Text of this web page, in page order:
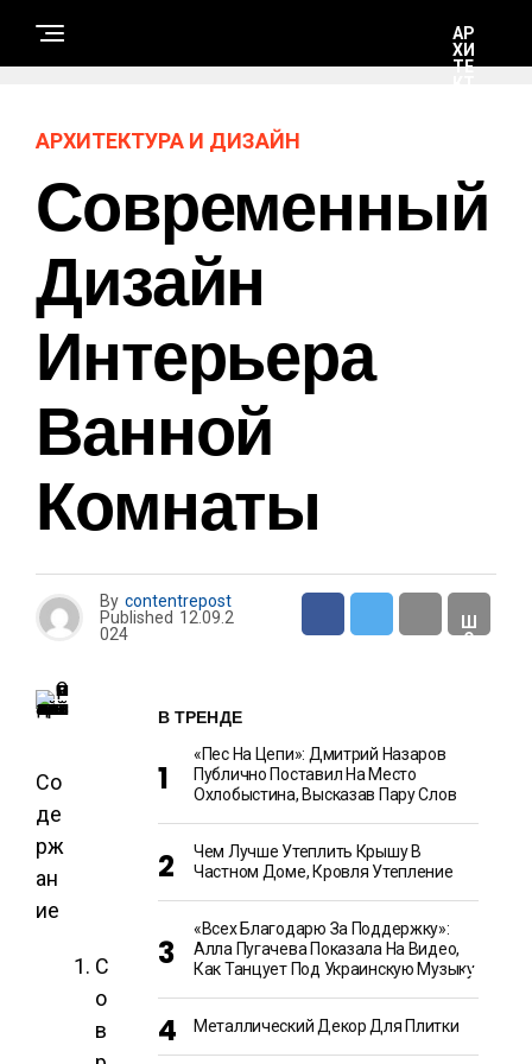
АР
ХИ
ТЕ
С
Ш
О
Н
АРХИТЕКТУРА И ДИЗАЙН
Современный
Дизайн
Интерьера
Ванной
Комнаты
By contentrepost
Published 12.09.2
024
Со
де
рж
ан
ие
С
о
в
В ТРЕНДЕ
«Пес На Цепи»: Дмитрий Назаров
Публично Поставил На Место
Охлобыстина, Высказав Пару Слов
Чем Лучше Утеплить Крышу В
Частном Доме, Кровля Утепление
«Всех Благодарю За Поддержку»:
Алла Пугачева Показала На Видео,
Как Танцует Под Украинскую Музыку
Металлический Декор Для Плитки